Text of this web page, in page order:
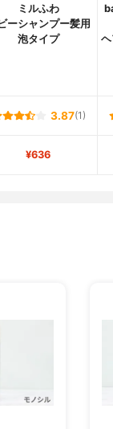
ミルふわ
ーシャンプー髪用
泡タイプ
3.87(1)
¥636